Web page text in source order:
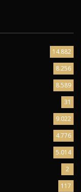
14.882
8.256
8.589
31
9.022
4.776
5.014
2
117